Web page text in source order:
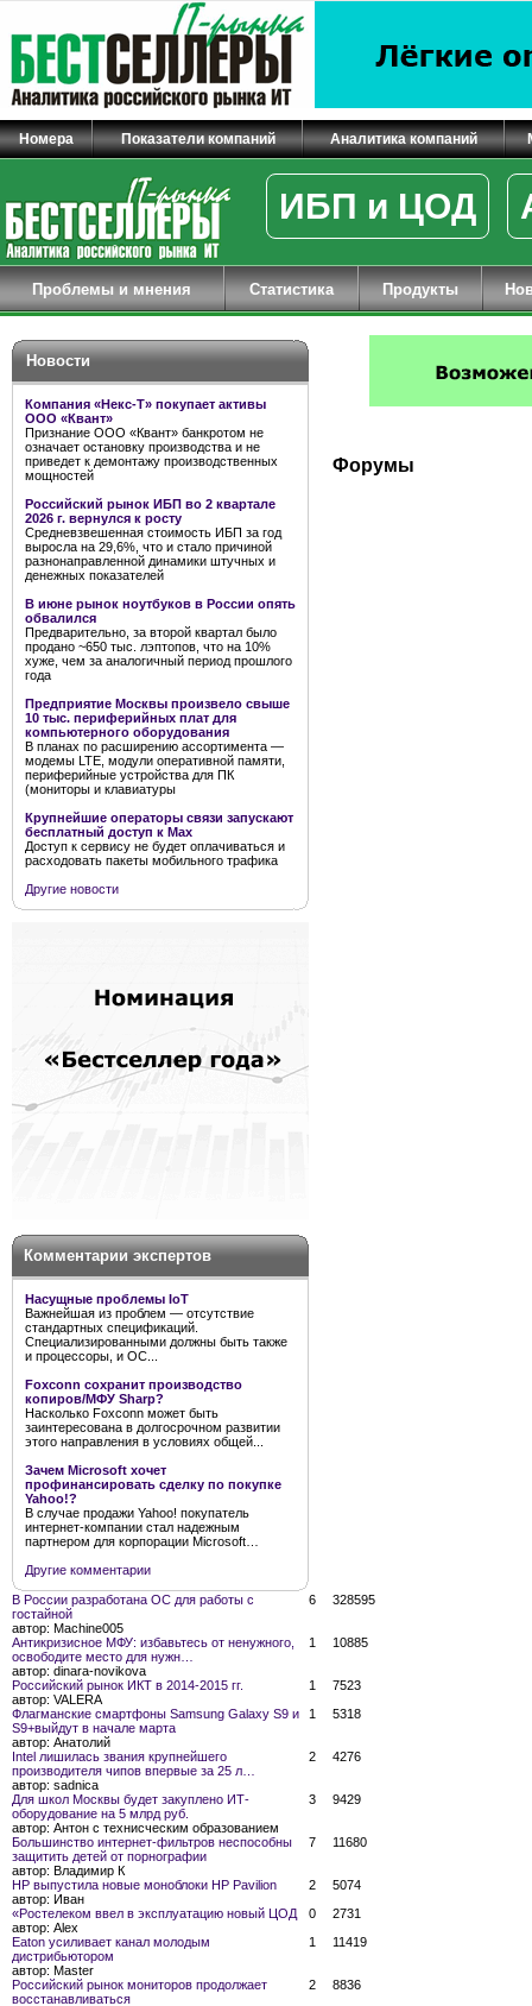
Номера Показатели компаний Аналитика компаний
ИБП и ЦОД
Проблемы и мнения Статистика Продукты
Новости
Компания «Некс-Т» покупает активы
ООО «Квант»
Признание ООО «Квант» банкротом не
означает остановку производства и не
приведет к демонтажу производственных
мощностей
Российский рынок ИБП во 2 квартале
2026 г. вернулся к росту
Средневзвешенная стоимость ИБП за год
выросла на 29,6%, что и стало причиной
разнонаправленной динамики штучных и
денежных показателей
В июне рынок ноутбуков в России опять
обвалился
Предварительно, за второй квартал было
продано ~650 тыс. лэптопов, что на 10%
хуже, чем за аналогичный период прошлого
года
Предприятие Москвы произвело свыше
10 тыс. периферийных плат для
компьютерного оборудования
В планах по расширению ассортимента —
модемы LTE, модули оперативной памяти,
периферийные устройства для ПК
(мониторы и клавиатуры
Крупнейшие операторы связи запускают
бесплатный доступ к Мах
Доступ к сервису не будет оплачиваться и
расходовать пакеты мобильного трафика
Другие новости
Комментарии экспертов
Насущные проблемы IoT
Важнейшая из проблем — отсутствие
стандартных спецификаций.
Специализированными должны быть также
и процессоры, и ОС...
Foxconn сохранит производство
копиров/МФУ Sharp?
Насколько Foxconn может быть
заинтересована в долгосрочном развитии
этого направления в условиях общей...
Зачем Microsoft хочет
профинансировать сделку по покупке
Yahoo!?
В случае продажи Yahoo! покупатель
интернет-компании стал надежным
партнером для корпорации Microsoft…
Другие комментарии
Форумы
В России разработана ОС для работы с
гостайной
автор: Machine005
6 328595
Антикризисное МФУ: избавьтесь от ненужного,
освободите место для нужн…
автор: dinara-novikova
1 10885
Российский рынок ИКТ в 2014-2015 гг.
автор: VALERA
1
7523
Флагманские смартфоны Samsung Galaxy S9 и
S9+выйдут в начале марта
автор: Анатолий
1 5318
Intel лишилась звания крупнейшего
производителя чипов впервые за 25 л…
автор: sadnica
2 4276
Для школ Москвы будет закуплено ИТ-
оборудование на 5 млрд руб.
автор: Антон с технисческим образованием
3 9429
Большинство интернет-фильтров неспособны
защитить детей от порнографии
автор: Владимир К
7 11680
HP выпустила новые моноблоки HP Pavilion
автор: Иван
2
5074
«Ростелеком ввел в эксплуатацию новый ЦОД
автор: Alex
0
2731
Eaton усиливает канал молодым
дистрибьютором
автор: Master
1 11419
Российский рынок мониторов продолжает
восстанавливаться
2 8836